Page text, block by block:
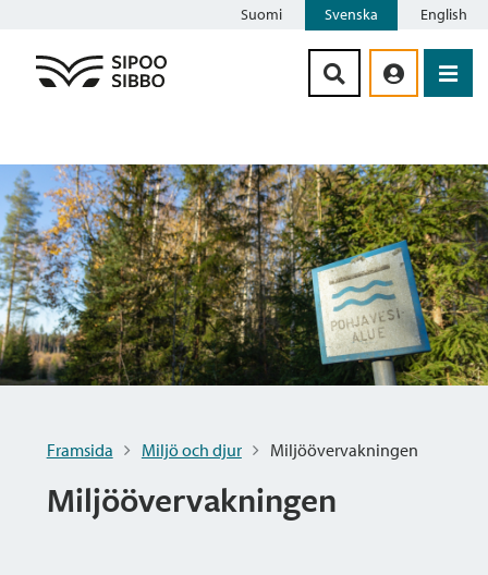
Suomi Svenska English
Framsida Miljö och djur Miljöövervakningen
Miljöövervakningen